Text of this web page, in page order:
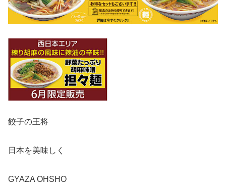
餃子の王将
日本を美味しく
GYAZA OHSHO